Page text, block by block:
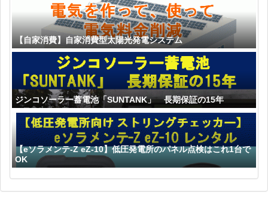
【自家消費】自家消費型太陽光発電システム
ジンコソーラー蓄電池「SUNTANK」 長期保証の15年
【eソラメンテ-Z eZ-10】低圧発電所のパネル点検はこれ1台で
OK